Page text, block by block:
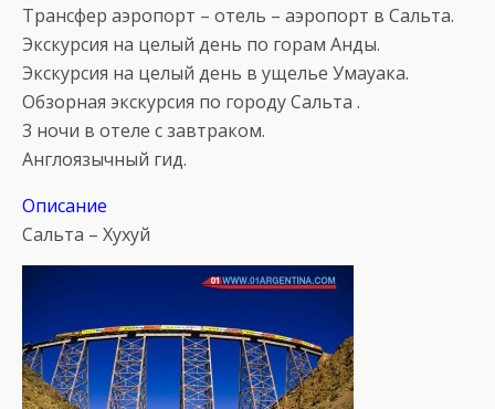
Трансфер аэропорт – отель – аэропорт в Сальта.
Экскурсия на целый день по горам Анды.
Экскурсия на целый день в ущелье Умауака.
Обзорная экскурсия по городу Сальта .
3 ночи в отеле с завтраком.
Англоязычный гид.
Описание
Сальта – Хухуй